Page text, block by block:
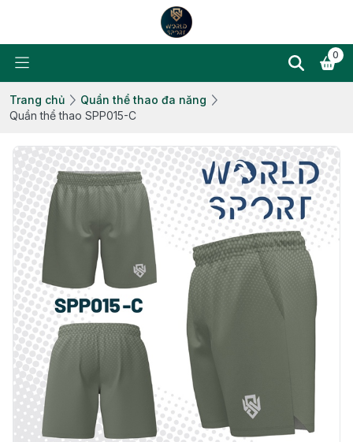
0
Trang chủ
Quần thể thao đa năng
Quần thể thao SPP015-C